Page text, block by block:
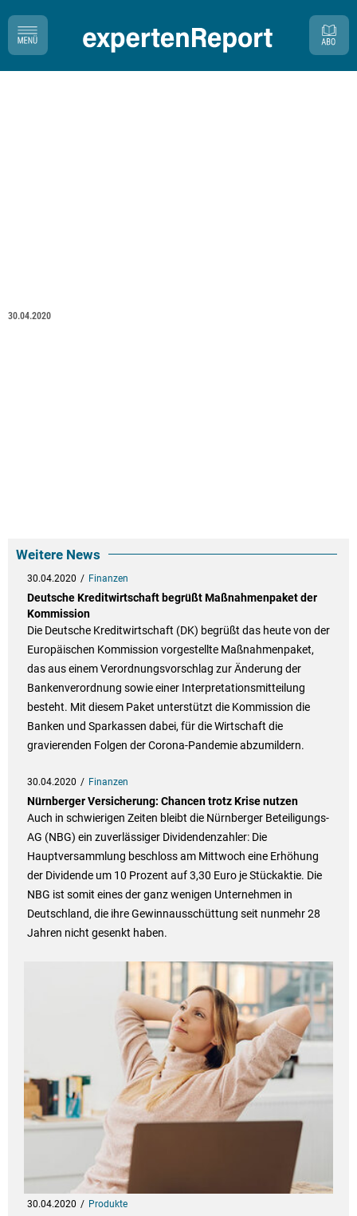
30.04.2020
Weitere News
30.04.2020 Finanzen
Deutsche Kreditwirtschaft begrüßt Maßnahmenpaket der
Kommission
Die Deutsche Kreditwirtschaft (DK) begrüßt das heute von der
Europäischen Kommission vorgestellte Maßnahmenpaket,
das aus einem Verordnungsvorschlag zur Änderung der
Bankenverordnung sowie einer Interpretationsmitteilung
besteht. Mit diesem Paket unterstützt die Kommission die
Banken und Sparkassen dabei, für die Wirtschaft die
gravierenden Folgen der Corona-Pandemie abzumildern.
30.04.2020 Finanzen
Nürnberger Versicherung: Chancen trotz Krise nutzen
Auch in schwierigen Zeiten bleibt die Nürnberger Beteiligungs-
AG (NBG) ein zuverlässiger Dividendenzahler: Die
Hauptversammlung beschloss am Mittwoch eine Erhöhung
der Dividende um 10 Prozent auf 3,30 Euro je Stückaktie. Die
NBG ist somit eines der ganz wenigen Unternehmen in
Deutschland, die ihre Gewinnausschüttung seit nunmehr 28
Jahren nicht gesenkt haben.
30.04.2020 Produkte